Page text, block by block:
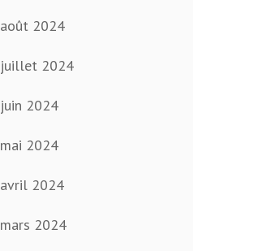
août 2024
juillet 2024
juin 2024
mai 2024
avril 2024
mars 2024